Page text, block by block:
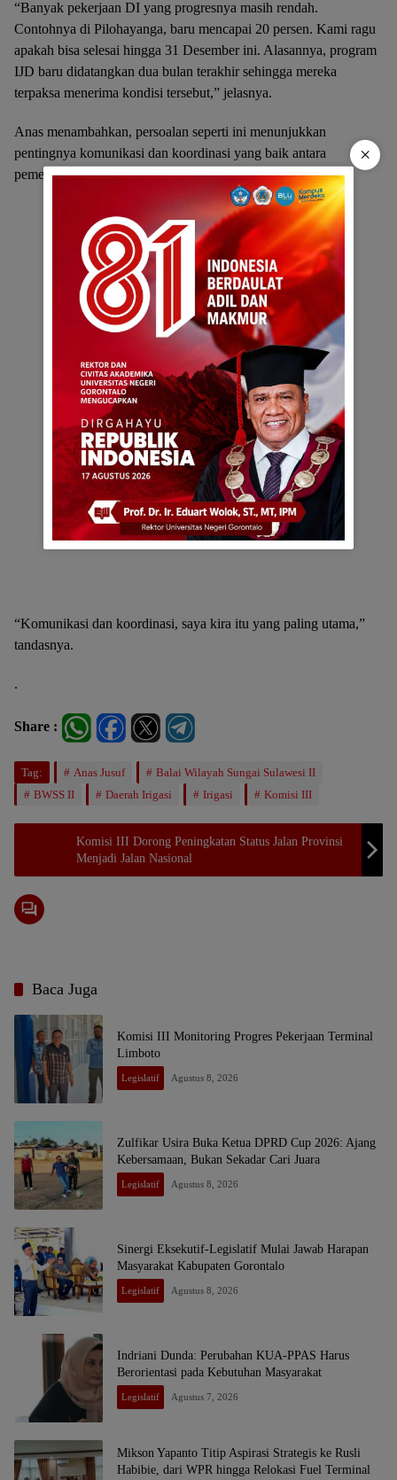
“Banyak pekerjaan DI yang progresnya masih rendah.
Contohnya di Pilohayanga, baru mencapai 20 persen. Kami ragu
apakah bisa selesai hingga 31 Desember ini. Alasannya, program
IJD baru didatangkan dua bulan terakhir sehingga mereka
terpaksa menerima kondisi tersebut,” jelasnya.
Anas menambahkan, persoalan seperti ini menunjukkan
pentingnya komunikasi dan koordinasi yang baik antara
pemerintah pusat dan pelaksana di daerah.
“Komunikasi dan koordinasi, saya kira itu yang paling utama,”
tandasnya.
.
Share :
Tag: Anas Jusuf
Balai Wilayah Sungai Sulawesi II
BWSS II
Daerah Irigasi Irigasi Komisi III
Komisi III Dorong Peningkatan Status Jalan Provinsi
Menjadi Jalan Nasional
Baca Juga
Komisi III Monitoring Progres Pekerjaan Terminal
Limboto
Legislatif Agustus 8, 2026
Zulfikar Usira Buka Ketua DPRD Cup 2026: Ajang
Kebersamaan, Bukan Sekadar Cari Juara
Legislatif Agustus 8, 2026
Sinergi Eksekutif-Legislatif Mulai Jawab Harapan
Masyarakat Kabupaten Gorontalo
Legislatif Agustus 8, 2026
Indriani Dunda: Perubahan KUA-PPAS Harus
Berorientasi pada Kebutuhan Masyarakat
Legislatif Agustus 7, 2026
Mikson Yapanto Titip Aspirasi Strategis ke Rusli
Habibie, dari WPR hingga Relokasi Fuel Terminal
×